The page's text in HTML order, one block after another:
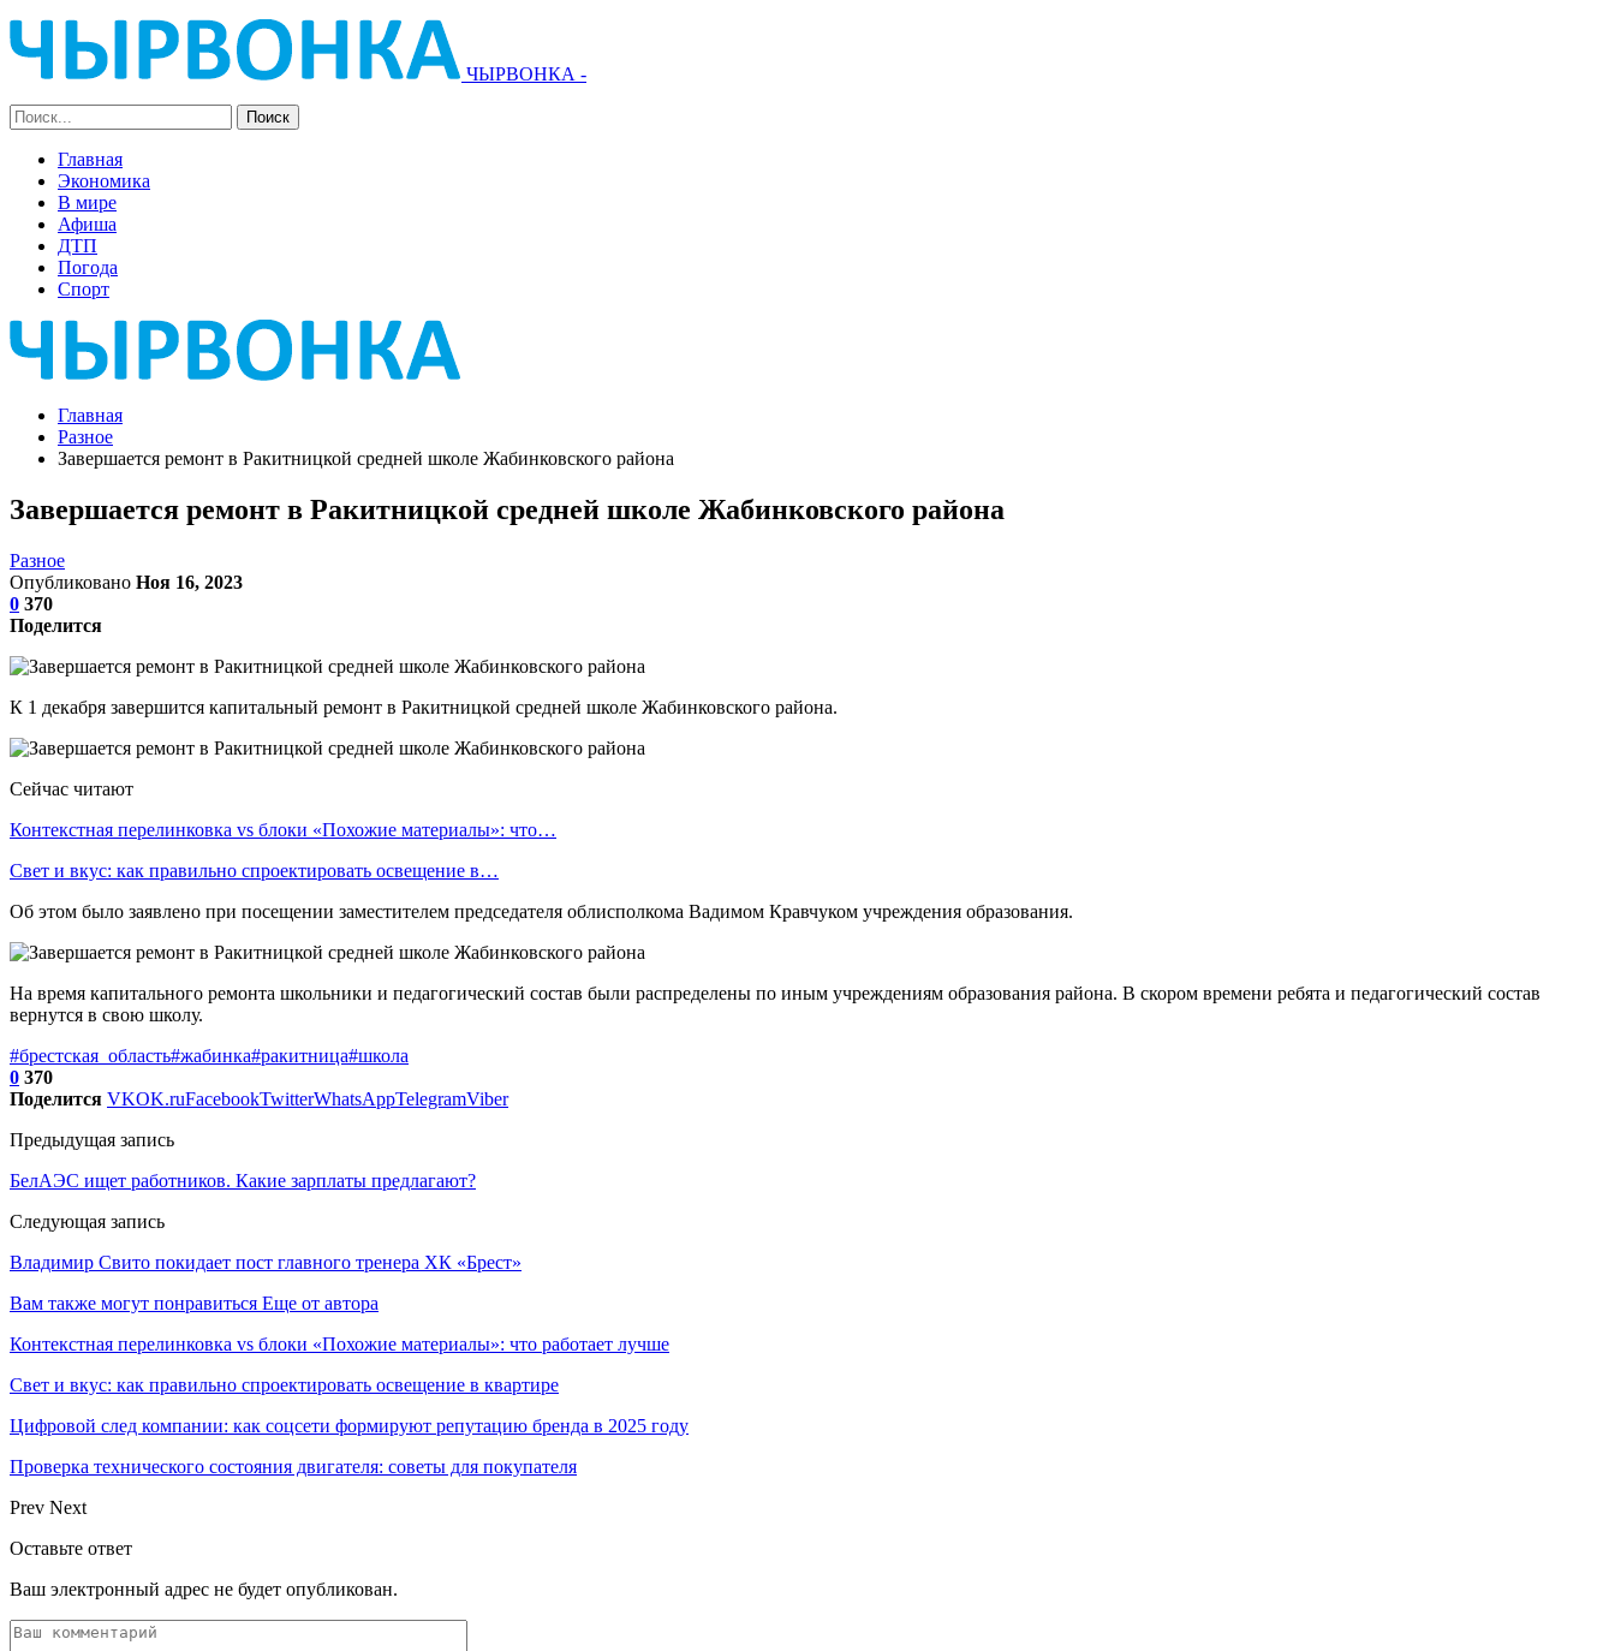
ЧЫРВОНКА -
Главная
Экономика
В мире
Афиша
ДТП
Погода
Спорт
Главная
Разное
Завершается ремонт в Ракитницкой средней школе Жабинковского района
Завершается ремонт в Ракитницкой средней школе Жабинковского района
Разное
Опубликовано Ноя 16, 2023
0 370
Поделится
К 1 декабря завершится капитальный ремонт в Ракитницкой средней школе Жабинковского района.
Сейчас читают
Контекстная перелинковка vs блоки «Похожие материалы»: что…
Свет и вкус: как правильно спроектировать освещение в…
Об этом было заявлено при посещении заместителем председателя облисполкома Вадимом Кравчуком учреждения образования.
На время капитального ремонта школьники и педагогический состав были распределены по иным учреждениям образования района. В скором времени ребята и педагогический состав
вернутся в свою школу.
#брестская_область#жабинка#ракитница#школа
0 370
Поделится VKOK.ruFacebookTwitterWhatsAppTelegramViber
Предыдущая запись
БелАЭС ищет работников. Какие зарплаты предлагают?
Следующая запись
Владимир Свито покидает пост главного тренера ХК «Брест»
Вам также могут понравиться Еще от автора
Контекстная перелинковка vs блоки «Похожие материалы»: что работает лучше
Свет и вкус: как правильно спроектировать освещение в квартире
Цифровой след компании: как соцсети формируют репутацию бренда в 2025 году
Проверка технического состояния двигателя: советы для покупателя
Prev Next
Оставьте ответ
Ваш электронный адрес не будет опубликован.